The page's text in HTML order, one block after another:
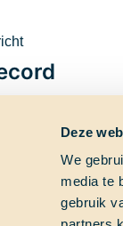
Deze
We
media te
gebruik